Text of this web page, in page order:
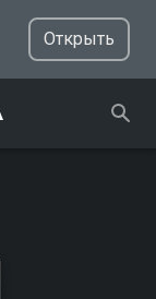
Открыть